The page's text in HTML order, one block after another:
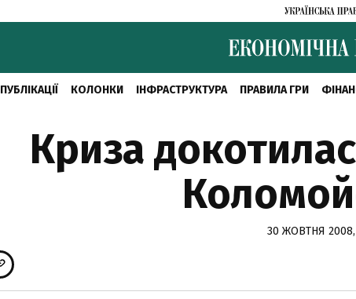
ПУБЛІКАЦІЇ КОЛОНКИ ІНФРАСТРУКТУРА ПРАВИЛА ГРИ
Криза
30 ЖОВТНЯ 2008,